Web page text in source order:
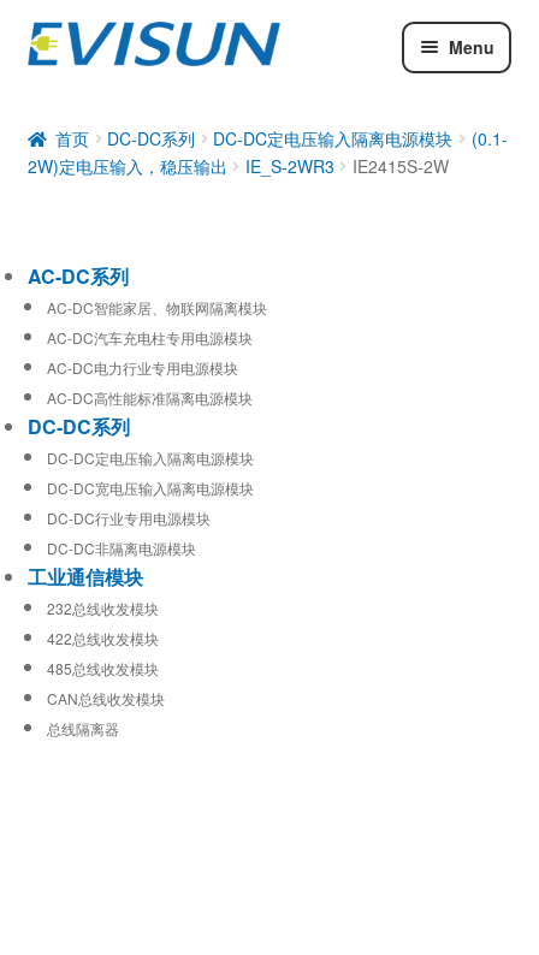
Menu
DC-DC系列
工业通信模块
首页 DC-DC系列 DC-DC定电压输入隔离电源模块
(0.1-
2W)定电压输入，稳压输出
IE_S-2WR3 IE2415S-2W
AC-DC系列
AC-DC智能家居、物联网隔离模块
AC-DC汽车充电柱专用电源模块
AC-DC电力行业专用电源模块
AC-DC高性能标准隔离电源模块
DC-DC系列
DC-DC定电压输入隔离电源模块
DC-DC宽电压输入隔离电源模块
DC-DC行业专用电源模块
DC-DC非隔离电源模块
工业通信模块
232总线收发模块
422总线收发模块
485总线收发模块
CAN总线收发模块
总线隔离器